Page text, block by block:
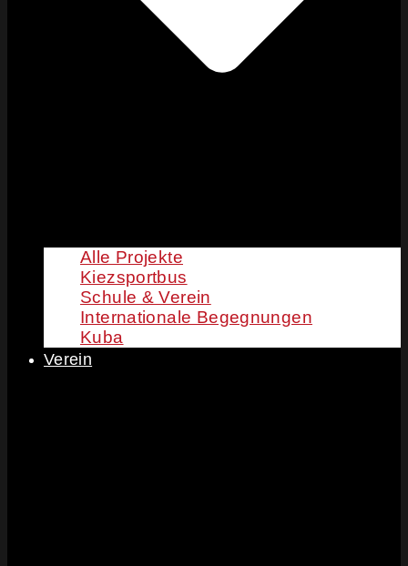
Alle Projekte
Kiezsportbus
Schule & Verein
Internationale Begegnungen
Kuba
Verein